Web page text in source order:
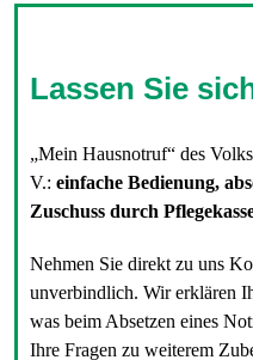
Lassen Sie
„Mein Hausnotruf“ des
V.: einfache Bedienung,
Zuschuss durch
Nehmen Sie direkt zu uns
unverbindlich. Wir erklären
was beim Absetzen eines
Ihre Fragen zu weiterem